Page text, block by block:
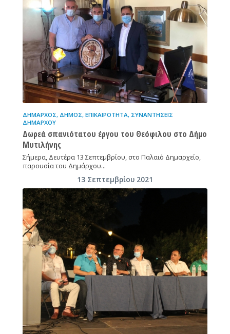
ΔΉΜΑΡΧΟΣ, ΔΉΜΟΣ, ΕΠΙΚΑΙΡΌΤΗΤΑ, ΣΥΝΑΝΤΉΣΕΙΣ
ΔΗΜΆΡΧΟΥ
Δωρεά σπανιότατου έργου του Θεόφιλου στο Δήμο
Μυτιλήνης
Σήμερα, Δευτέρα 13 Σεπτεμβρίου, στο Παλαιό Δημαρχείο,
παρουσία του Δημάρχου…
13 Σεπτεμβρίου 2021